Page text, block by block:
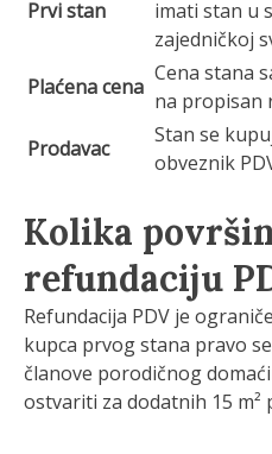
Prvi stan
imati stan u
zajedničkoj
Plaćena cena
Cena stana
na propisan
Prodavac
Stan se
obveznik
Kolika
refundaciju
Refundacija PDV je
kupca prvog stana pravo
članove porodičnog
ostvariti za dodatnih 15 m²